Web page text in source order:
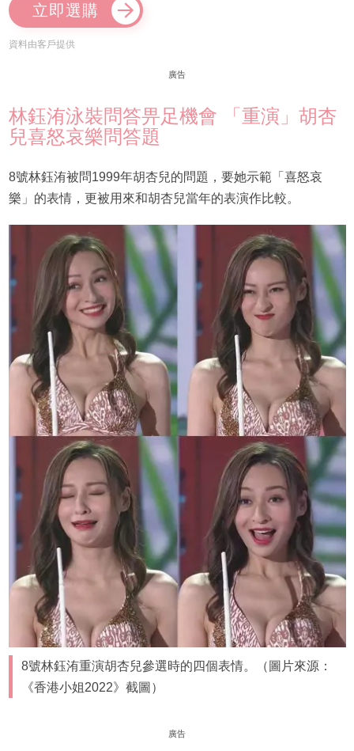
立即選購
資料由客戶提供
廣告
林鈺洧泳裝問答畀足機會 「重演」胡杏
兒喜怒哀樂問答題
8號林鈺洧被問1999年胡杏兒的問題，要她示範「喜怒哀
樂」的表情，更被用來和胡杏兒當年的表演作比較。
8號林鈺洧重演胡杏兒參選時的四個表情。（圖片來源：
《香港小姐2022》截圖）
廣告